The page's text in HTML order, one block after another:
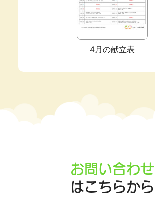
4月の献立表
お問い合わせ
はこちらから